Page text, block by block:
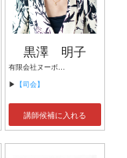
黒澤 明子
有限会社ヌーボヌール代表取締役
▶ 【司会】
講師候補に入れる